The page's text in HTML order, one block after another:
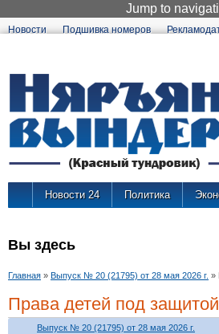
Jump to
Новости Подшивка номеров
Новости 24 Политика
Вы здесь
Главная » Выпуск № 20 (21795) от 28 мая 2026 г. »
Права детей под защитой
Выпуск № 20 (21795) от 28 мая 2026 г.